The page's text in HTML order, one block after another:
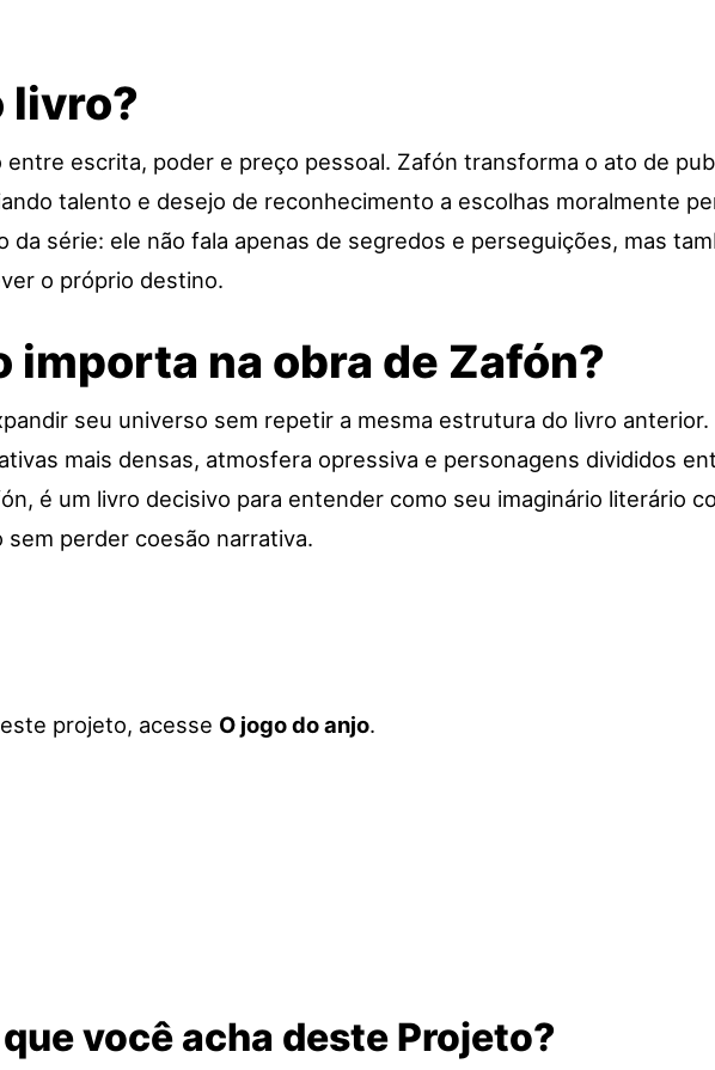
livro?
entre escrita, poder e preço pessoal. Zafón transforma o ato de
talento e desejo de reconhecimento a escolhas moralmente
série: ele não fala apenas de segredos e perseguições, mas
o próprio destino.
importa na obra de Zafón?
seu universo sem repetir a mesma estrutura do livro anterior.
mais densas, atmosfera opressiva e personagens divididos
é um livro decisivo para entender como seu imaginário literário
perder coesão narrativa.
projeto, acesse O jogo do anjo.
que você acha deste Projeto?